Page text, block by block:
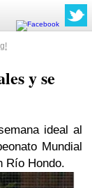
y se
ideal al
Mundial
Río Hondo.